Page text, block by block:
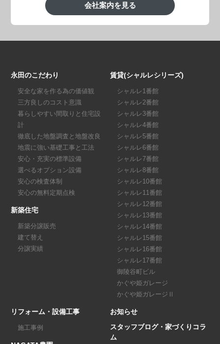
会社案内を見る
永田のこだわり
安全な家を作る為の価値観
三方良しのコスト意識
暮らしやすい間取りと住宅設
計
徹底した地盤調査と地盤改良
地震に強い基礎工事と工法
安心・充実の標準設備
選べるオプション設備
安心の検査体制
安心の無料定期点検
新築住宅
新築分譲販売
建て替え
分譲実績
賃貸(シャルレシリーズ)
シャルレ1番館
シャルレ2番館
シャルレ3番館
シャルレ4番館
シャルレ5番館
シャルレ6番館
シャルレ7番館
シャルレ8番館
シャルレ10番館
シャルレ11番館
シャルレ12番館
シャルレ13番館
シャルレ14番館
シャルレ15番館
シャルレ16番館
シャルレ17番館
御陵谷町ビル
かぐや姫ガレージ
かぐや姫ガレージⅡ
リフォーム・設備工事
施工事例
お知らせ
スタッフブログ・家づくりコラ
ム